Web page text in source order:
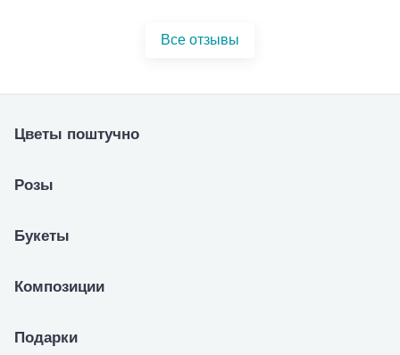
Все отзывы
Цветы поштучно
Розы
Букеты
Композиции
Подарки